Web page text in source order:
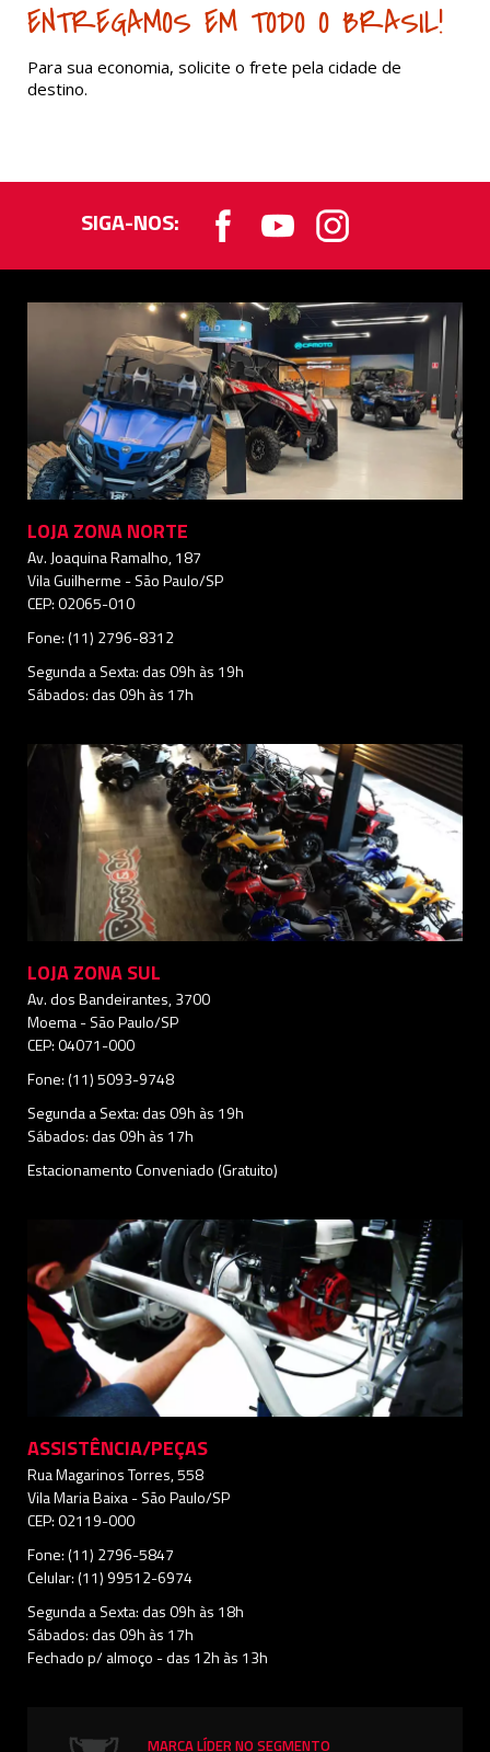
ENTREGAMOS EM TODO O BRASIL!
Para sua economia, solicite o frete pela cidade de
destino.
SIGA-NOS:
LOJA ZONA NORTE
Av. Joaquina Ramalho, 187
Vila Guilherme - São Paulo/SP
CEP: 02065-010
Fone: (11) 2796-8312
Segunda a Sexta: das 09h às 19h
Sábados: das 09h às 17h
LOJA ZONA SUL
Av. dos Bandeirantes, 3700
Moema - São Paulo/SP
CEP: 04071-000
Fone: (11) 5093-9748
Segunda a Sexta: das 09h às 19h
Sábados: das 09h às 17h
Estacionamento Conveniado (Gratuito)
ASSISTÊNCIA/PEÇAS
Rua Magarinos Torres, 558
Vila Maria Baixa - São Paulo/SP
CEP: 02119-000
Fone: (11) 2796-5847
Celular: (11) 99512-6974
Segunda a Sexta: das 09h às 18h
Sábados: das 09h às 17h
Fechado p/ almoço - das 12h às 13h
MARCA LÍDER NO SEGMENTO